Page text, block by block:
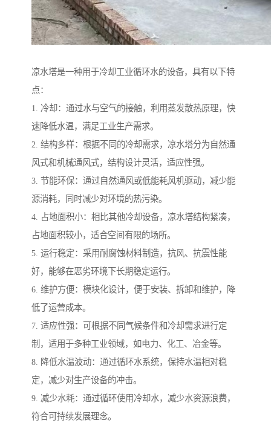
凉水塔是一种用于冷却工业循环水的设备，具有以下特
点：
1. 冷却：通过水与空气的接触，利用蒸发散热原理，快
速降低水温，满足工业生产需求。
2. 结构多样：根据不同的冷却需求，凉水塔分为自然通
风式和机械通风式，结构设计灵活，适应性强。
3. 节能环保：通过自然通风或低能耗风机驱动，减少能
源消耗，同时减少对环境的热污染。
4. 占地面积小：相比其他冷却设备，凉水塔结构紧凑，
占地面积较小，适合空间有限的场所。
5. 运行稳定：采用耐腐蚀材料制造，抗风、抗震性能
好，能够在恶劣环境下长期稳定运行。
6. 维护方便：模块化设计，便于安装、拆卸和维护，降
低了运营成本。
7. 适应性强：可根据不同气候条件和冷却需求进行定
制，适用于多种工业领域，如电力、化工、冶金等。
8. 降低水温波动：通过循环水系统，保持水温相对稳
定，减少对生产设备的冲击。
9. 减少水耗：通过循环使用冷却水，减少水资源浪费，
符合可持续发展理念。